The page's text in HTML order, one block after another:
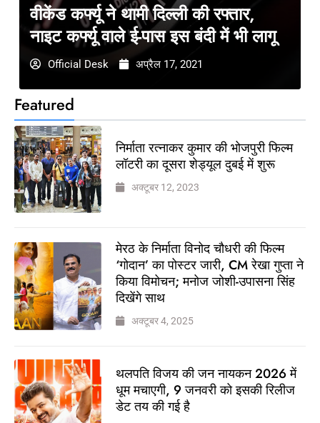
Featured
निर्माता रत्नाकर कुमार की भोजपुरी फिल्म
लॉटरी का दूसरा शेड्यूल दुबई में शुरू
अक्टूबर 12, 2023
मेरठ के निर्माता विनोद चौधरी की फिल्म
‘गोदान’ का पोस्टर जारी, CM रेखा गुप्ता ने
किया विमोचन; मनोज जोशी-उपासना सिंह
दिखेंगे साथ
अक्टूबर 4, 2025
थलपति विजय की जन नायकन 2026 में
धूम मचाएगी, 9 जनवरी को इसकी रिलीज
डेट तय की गई है
वीकेंड कर्फ्यू ने थामी दिल्ली की रफ्तार,
नाइट कर्फ्यू वाले ई-पास इस बंदी में भी लागू
Official Desk अप्रैल 17, 2021